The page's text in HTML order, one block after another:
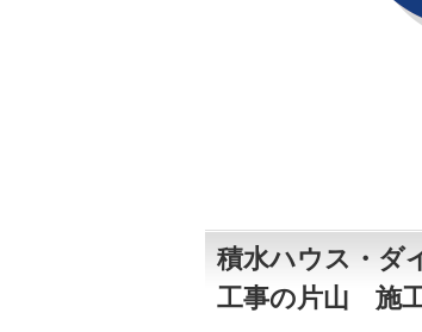
積水ハウス・ダ
工事の片山 施